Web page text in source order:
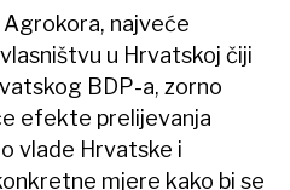
najveće
u Hrvatskoj čiji
BDP-a, zorno
efekte prelijevanja
vlade Hrvatske i
mjere kako bi se